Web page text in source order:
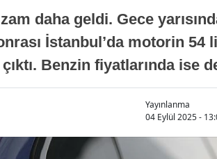
daha geldi. Gece
İstanbul’da motorin 54
Benzin fiyatlarında ise
Yayınlanma
04 Eylül 2025 -